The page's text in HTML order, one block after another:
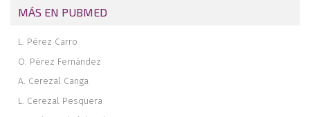
MÁS EN PUBMED
L. Pérez Carro
O. Pérez Fernández
A. Cerezal Canga
L. Cerezal Pesquera